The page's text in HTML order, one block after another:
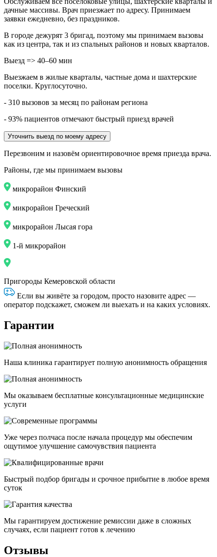
дачные массивы. Врач приезжает по адресу. Принимаем
заявки ежедневно, без праздников.
В городе дежурят 3 бригад, поэтому мы принимаем вызовы
как из центра, так и из спальных районов и новых кварталов.
Выезд => 40–60 мин
Выезжаем в жилые кварталы, частные дома и шахтерские
поселки. Круглосуточно.
- 310 вызовов за месяц по районам региона
- 93% пациентов отмечают быстрый приезд врачей
Уточнить выезд по моему адресу
Перезвоним и назовём ориентировочное время приезда врача.
Районы, где мы принимаем вызовы
микрорайон Финский
микрорайон Греческий
микрорайон Лысая гора
1-й микрорайон
Пригороды Кемеровской области
Если вы живёте за городом, просто назовите адрес —
оператор подскажет, сможем ли выехать и на каких условиях.
Гарантии
Наша клиника гарантирует полную анонимность обращения
Мы оказываем бесплатные консультационные медицинские
услуги
Уже через полчаса после начала процедур мы обеспечим
ощутимое улучшение самочувствия пациента
Быстрый подбор бригады и срочное прибытие в любое время
суток
Мы гарантируем достижение ремиссии даже в сложных
случаях, если пациент готов к лечению
Отзывы